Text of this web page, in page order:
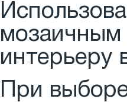
мозаичным
интерьеру
При